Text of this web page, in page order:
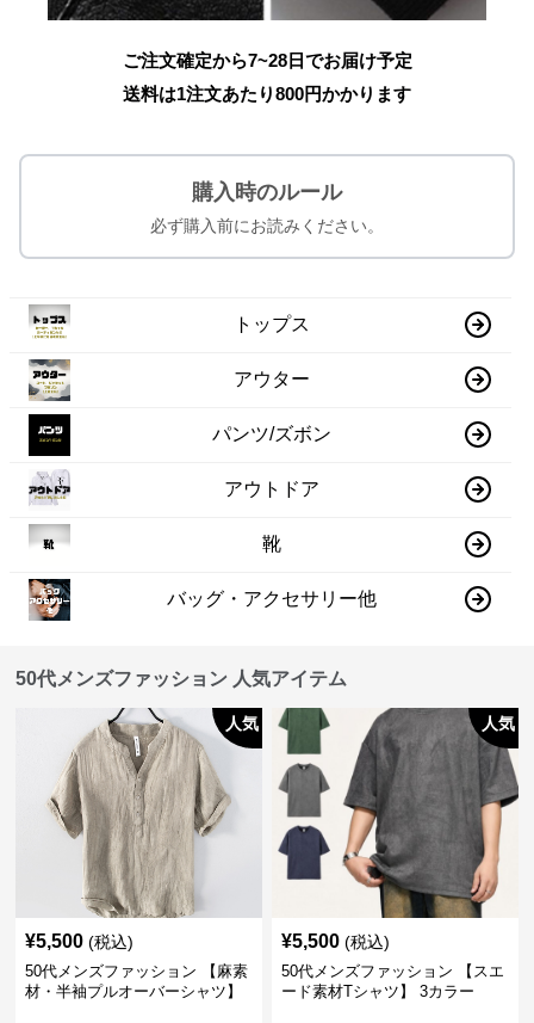
ご注文確定から7~28日でお届け予定
送料は1注文あたり800円かかります
購入時のルール
必ず購入前にお読みください。
トップス
アウター
パンツ/ズボン
アウトドア
靴
バッグ・アクセサリー他
50代メンズファッション 人気アイテム
人気
¥5,500 (税込)
50代メンズファッション 【麻素
材・半袖プルオーバーシャツ】
人気
¥5,500 (税込)
50代メンズファッション 【スエ
ード素材Tシャツ】 3カラー